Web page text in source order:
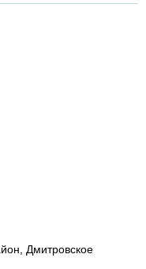
Дмитровское